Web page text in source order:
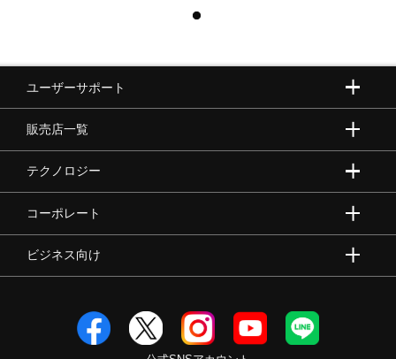
ユーザーサポート
販売店一覧
テクノロジー
コーポレート
ビジネス向け